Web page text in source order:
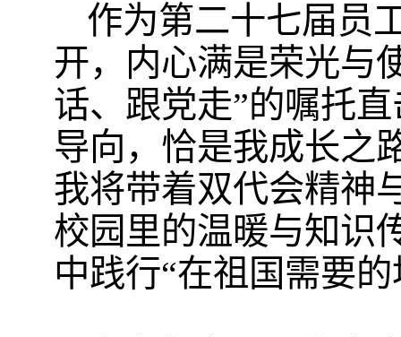
作为第二十七届员
开，内心满是荣光与
话、跟党走”的嘱托
导向，恰是我成长之
我将带着双代会精神
校园里的温暖与知识
中践行“在祖国需要